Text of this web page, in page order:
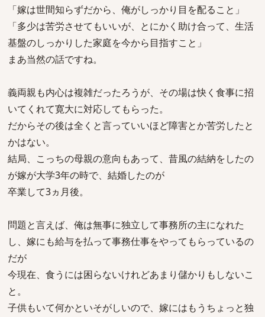
「嫁は世間知らずだから、俺がしっかり目を配ること」
「多少は苦労させてもいいが、とにかく助け合って、生活
基盤のしっかりした家庭を今から目指すこと」
まあ当然の話ですね。
義両親も内心は複雑だったろうが、その場は快く食事に招
いてくれて寛大に対応してもらった。
だからその後は全くと言っていいほど障害とか苦労したと
かはない。
結局、こっちの母親の意向もあって、昔風の結納をしたの
が嫁が大学3年の時で、結婚したのが
卒業して3ヵ月後。
問題と言えば、俺は無事に独立して事務所の主になれた
し、嫁にも給与を払って事務仕事をやってもらっているの
だが
今現在、食うには困らないけれどあまり儲かりもしないこ
と。
子供もいて何かといそがしいので、嫁にはもうちょっと独